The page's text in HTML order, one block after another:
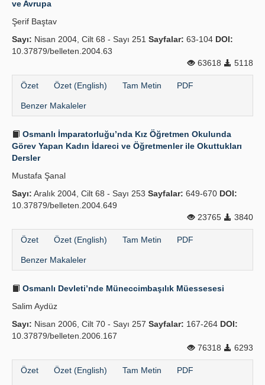
Kılavuzlar
ve Avrupa
Şerif Baştav
Sayı: Nisan 2004, Cilt 68 - Sayı 251 Sayfalar: 63-104 DOI:
10.37879/belleten.2004.63
63618
5118
Özet Özet (English) Tam Metin PDF
Benzer Makaleler
Osmanlı İmparatorluğu’nda Kız Öğretmen Okulunda
Görev Yapan Kadın İdareci ve Öğretmenler ile Okuttukları
Dersler
Mustafa Şanal
Sayı: Aralık 2004, Cilt 68 - Sayı 253 Sayfalar: 649-670 DOI:
10.37879/belleten.2004.649
23765
3840
Özet Özet (English) Tam Metin PDF
Benzer Makaleler
Osmanlı Devleti’nde Müneccimbaşılık Müessesesi
Salim Aydüz
Sayı: Nisan 2006, Cilt 70 - Sayı 257 Sayfalar: 167-264 DOI:
10.37879/belleten.2006.167
76318
6293
Özet Özet (English) Tam Metin PDF